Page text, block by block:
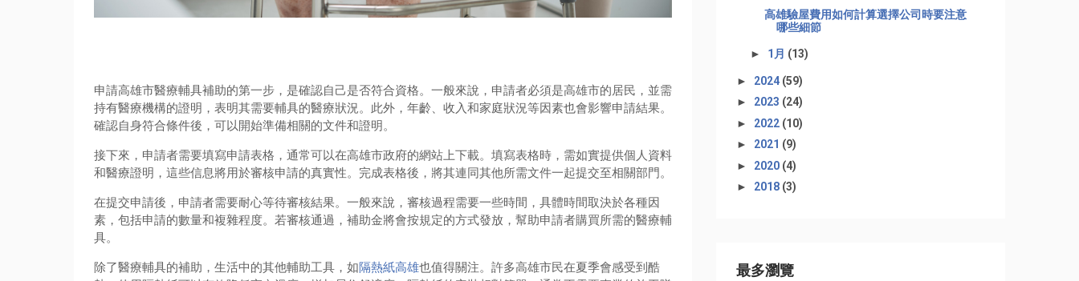
申請高雄市醫療輔具補助的第一步，是確認自己是否符合資格。一般來說，申請者必須是高雄市的居民，並需
持有醫療機構的證明，表明其需要輔具的醫療狀況。此外，年齡、收入和家庭狀況等因素也會影響申請結果。
確認自身符合條件後，可以開始準備相關的文件和證明。
接下來，申請者需要填寫申請表格，通常可以在高雄市政府的網站上下載。填寫表格時，需如實提供個人資料
和醫療證明，這些信息將用於審核申請的真實性。完成表格後，將其連同其他所需文件一起提交至相關部門。
在提交申請後，申請者需要耐心等待審核結果。一般來說，審核過程需要一些時間，具體時間取決於各種因
素，包括申請的數量和複雜程度。若審核通過，補助金將會按規定的方式發放，幫助申請者購買所需的醫療輔
具。
除了醫療輔具的補助，生活中的其他輔助工具，如隔熱紙高雄也值得關注。許多高雄市民在夏季會感受到酷
高雄驗屋費用如何計算選擇公司時要注意
哪些細節
► 1月 (13)
► 2024 (59)
► 2023 (24)
► 2022 (10)
► 2021 (9)
► 2020 (4)
► 2018 (3)
最多瀏覽